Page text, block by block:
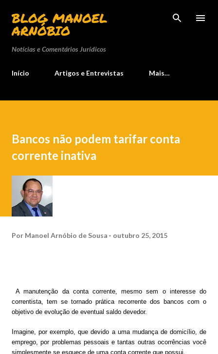
Pular para o conteúdo principal
BLOG MANOEL
ARNÓBIO
Notícias e Comentários Jurídicos
Início Artigos e Entrevistas Mais…
Bancos não podem tarifar conta
corrente inativa
Por Manoel Arnóbio de Sousa outubro 25, 2015
A manutenção da conta corrente, mesmo sem o interesse do
correntista, tem se tornado prática recorrente dos bancos com o
objetivo de evolução de eventual saldo devedor.
Imagine, por exemplo, que devido a uma mudança de domicílio, de
emprego, por problemas pessoais e tantas outras ocorrências você
simplesmente se esquece de uma conta corrente que possui.